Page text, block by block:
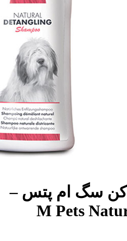
کن سگ ام پتس –
M Pets